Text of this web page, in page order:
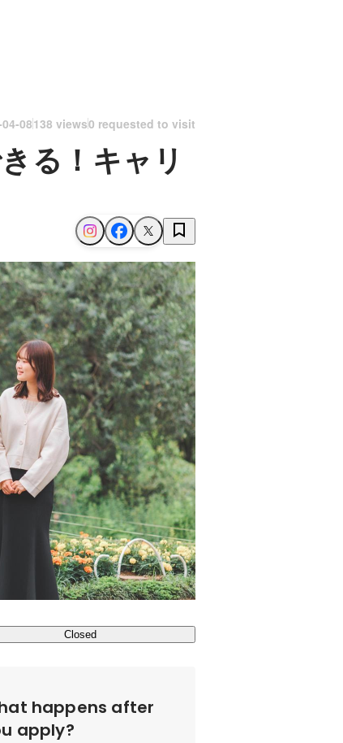
08138 views0 requested to visit
る！キャリ
Closed
happens after
apply?